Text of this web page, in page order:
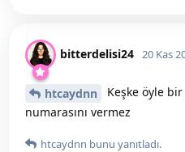
bitterdelisi24 20 Kas
htcaydnn
Keşke öyle
numarasını vermez
htcaydnn bunu yanıtladı.